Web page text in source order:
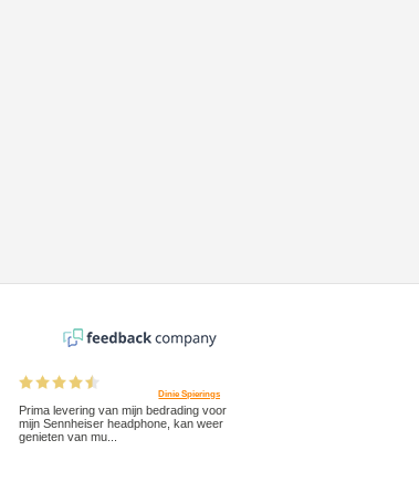
Dinie Spierings
Prima levering van mijn bedrading voor
mijn Sennheiser headphone, kan weer
genieten van mu...